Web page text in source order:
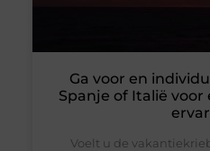
Ga voor en
Spanje of Italië
Voelt u de